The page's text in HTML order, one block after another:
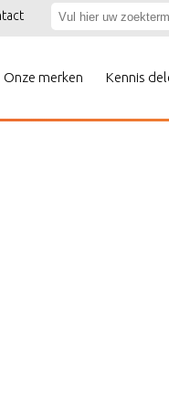
Onze merken Kennis